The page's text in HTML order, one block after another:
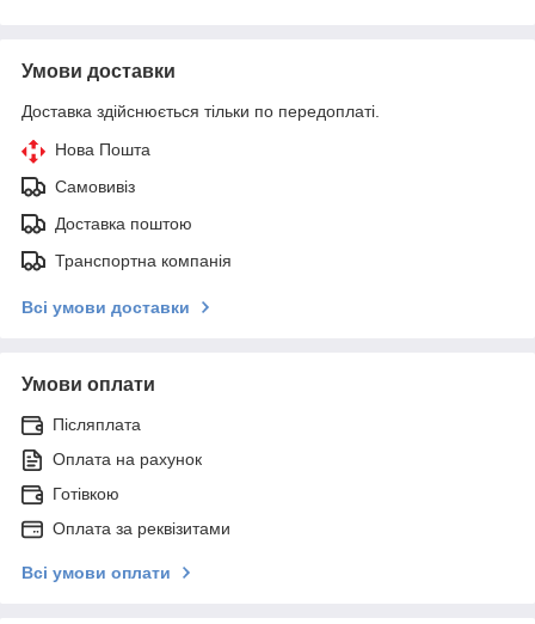
Умови доставки
Доставка здійснюється тільки по передоплаті.
Нова Пошта
Самовивіз
Доставка поштою
Транспортна компанія
Всі умови доставки
Умови оплати
Післяплата
Оплата на рахунок
Готівкою
Оплата за реквізитами
Всі умови оплати